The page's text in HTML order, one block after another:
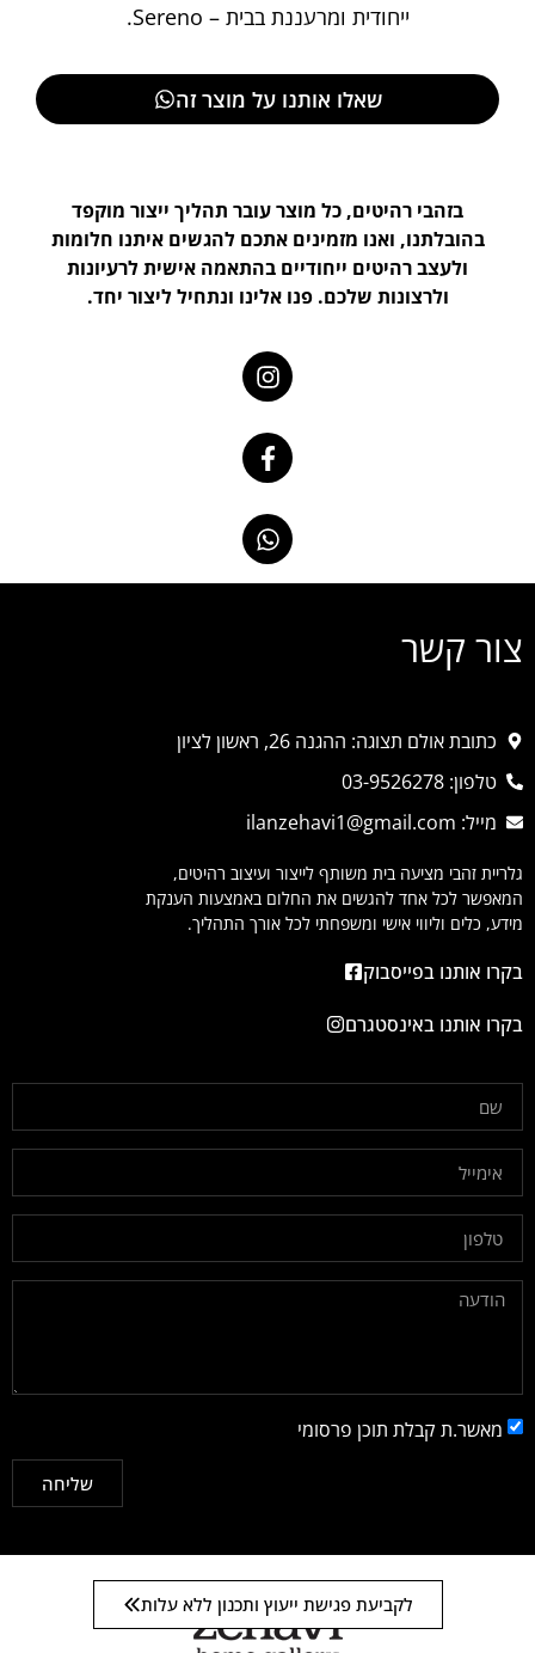
ייחודית ומרעננת בבית – Sereno.
שאלו אותנו על מוצר זה
בזהבי רהיטים, כל מוצר עובר תהליך ייצור מוקפד
בהובלתנו, ואנו מזמינים אתכם להגשים איתנו חלומות
ולעצב רהיטים ייחודיים בהתאמה אישית לרעיונות
ולרצונות שלכם. פנו אלינו ונתחיל ליצור יחד.
צור קשר
כתובת אולם תצוגה: ההגנה 26, ראשון לציון
טלפון: 03-9526278
מייל: ilanzehavi1@gmail.com
גלריית זהבי מציעה בית משותף לייצור ועיצוב רהיטים,
המאפשר לכל אחד להגשים את החלום באמצעות הענקת
מידע, כלים וליווי אישי ומשפחתי לכל אורך התהליך.
בקרו אותנו בפייסבוק
בקרו אותנו באינסטגרם
מאשר.ת קבלת תוכן פרסומי
שליחה
לקביעת פגישת ייעוץ ותכנון ללא עלות